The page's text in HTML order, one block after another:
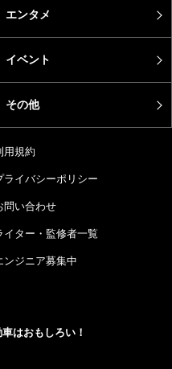
エンタメ
イベント
その他
用規約
ライバシーポリシー
問い合わせ
イター・監修者一覧
ンジニア募集中
はおもしろい！